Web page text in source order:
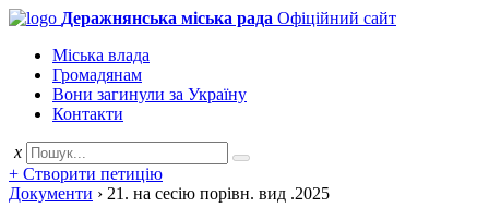
Деражнянська міська рада Офіційний сайт
Міська влада
Громадянам
Вони загинули за Україну
Контакти
x
+ Створити петицію
Документи › 21. на сесію порівн. вид .2025